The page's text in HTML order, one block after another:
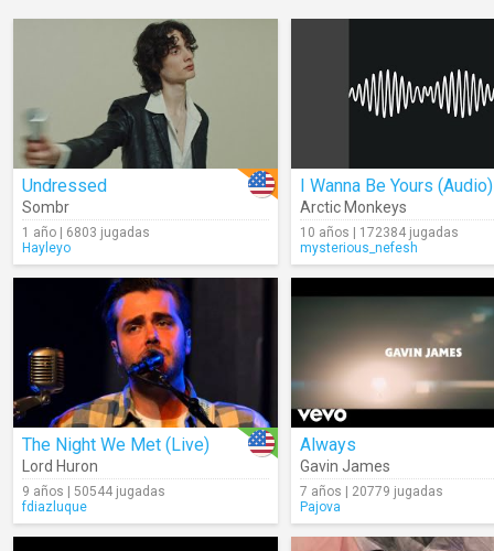
Undressed
Sombr
1 año | 6803 jugadas
Hayleyo
I Wanna Be Yours (Audio)
Arctic Monkeys
10 años | 172384 jugadas
mysterious_nefesh
The Night We Met (Live)
Lord Huron
9 años | 50544 jugadas
fdiazluque
Always
Gavin James
7 años | 20779 jugadas
Pajova